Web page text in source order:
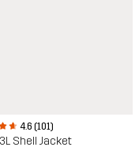
4.6 (101)
Shell Jacket